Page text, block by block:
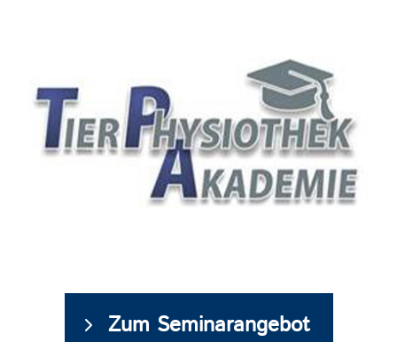
Zum Seminarangebot